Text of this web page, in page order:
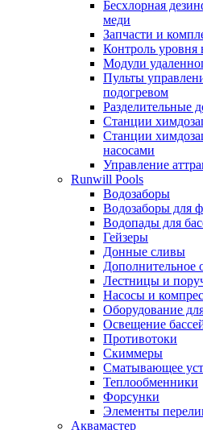
Беcхлорная
меди
Запчасти и
Контроль уровня
Модули
Пульты
подогревом
Разделительные
Станции
Станции
насосами
Управление
Runwill Pools
Водозаборы
Водозаборы для
Водопады для
Гейзеры
Донные сливы
Дополнительное
Лестницы и
Насосы и
Оборудование
Освещение
Противотоки
Скиммеры
Сматывающее
Теплообменники
Форсунки
Элементы
Аквамастер